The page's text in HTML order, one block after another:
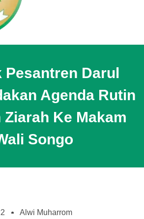
Pesantren Darul
Agenda Rutin
Ziarah Ke Makam
Songo
Alwi Muharrom